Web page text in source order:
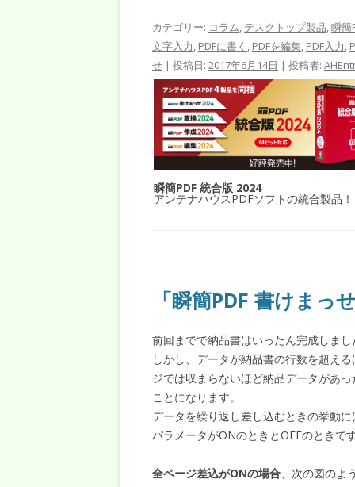
カテゴリー: コラム, デスクトップ製品,瞬簡
文字入力, PDFに書く , PDFを編集, PDF入力,
せ | 投稿日: 2017年6月14日 | 投稿者:
瞬簡PDF 統合版 2024
アンテナハウスPDFソフトの統合製品！
「瞬簡PDF 書けまっ
前回までで納品書はいったん完成しまし
しかし、データが納品書の行数を超え
ジでは収まらないほど納品データがあ
ことになります。
データを繰り返し差し込むときの挙動
パラメータがONのときとOFFのときで
全ページ差込がONの場合 、次の図の